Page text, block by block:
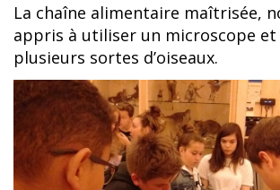
La chaîne alimentaire maîtrisée,
appris à utiliser un microscope
plusieurs sortes d’oiseaux.